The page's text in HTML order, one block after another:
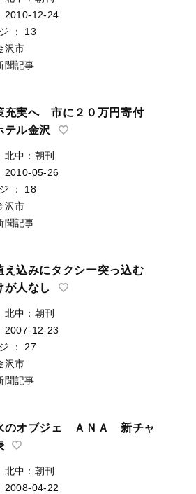
2010-12-24
：
13
沢市
聞記事
充実へ 市に２０万円寄付
テル金沢
北中：朝刊
2010-05-26
：
18
沢市
聞記事
え込みにタクシー突っ込む
が人なし
北中：朝刊
2007-12-23
：
27
沢市
聞記事
のオブジェ ＡＮＡ 新チャ
北中：朝刊
2008-04-22